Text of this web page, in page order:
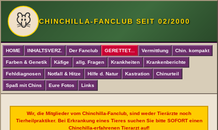
🐭 CHINCHILLA-FANCLUB SEIT 02/2000
HOME INHALTSVERZ. Der Fanclub GERETTET... Vermittlung Chin. kompakt
Farben & Genetik Käfige allg. Fragen Krankheiten Krankenberichte
Fehldiagnosen Notfall & Hitze Hilfe d. Natur Kastration Chinurteil
Spaß mit Chins Eure Fotos Links
Wir, die Mitglieder vom Chinchilla-Fanclub, sind weder Tierärzte noch
Tierheilpraktiker. Bei Erkrankung eines Tieres suchen Sie bitte SOFORT einen
Chinchilla-erfahrenen Tierarzt auf!